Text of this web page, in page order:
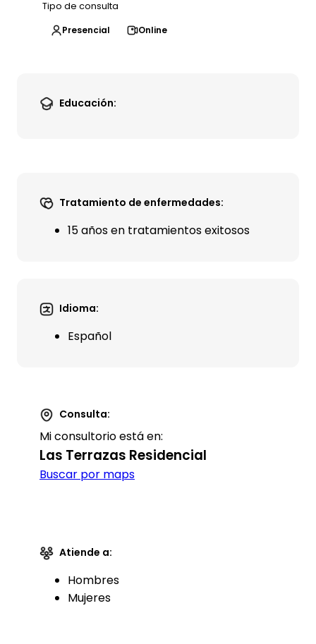
Tipo de consulta
Presencial
Online
Educación:
Tratamiento de enfermedades:
15 años en tratamientos exitosos
Idioma:
Español
Consulta:
Mi consultorio está en:
Las Terrazas Residencial
Buscar por maps
Atiende a:
Hombres
Mujeres